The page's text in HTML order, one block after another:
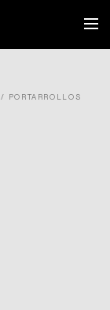
/ PORTARROLLOS